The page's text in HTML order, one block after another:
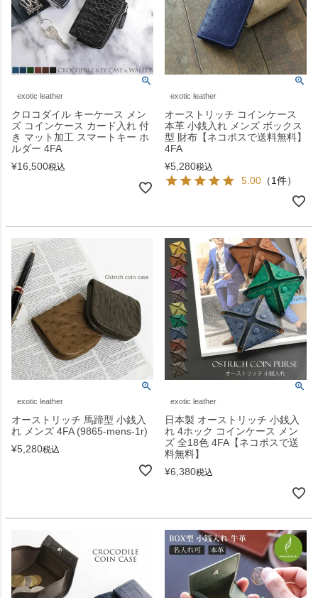
exotic leather
クロコダイル キーケース メン
ズ コインケース カード入れ 付
き マット加工 スマートキー ホ
ルダー 4FA
¥16,500税込
exotic leather
オーストリッチ コインケース
本革 小銭入れ メンズ ボックス
型 財布【ネコポスで送料無料】
4FA
¥5,280税込
5.00 （1件）
exotic leather
オーストリッチ 馬蹄型 小銭入
れ メンズ 4FA (9865-mens-1r)
¥5,280税込
exotic leather
日本製 オーストリッチ 小銭入
れ 4ホック コインケース メン
ズ 全18色 4FA【ネコポスで送
料無料】
¥6,380税込